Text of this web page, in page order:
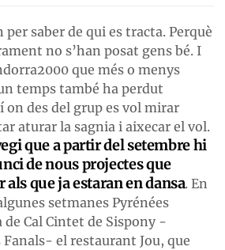
saber de qui es tracta. Perquè
no s’han posat gens bé. I
que més o menys
temps també ha perdut
on des del grup es vol mirar
aturar la sagnia i aixecar el vol.
que a partir del setembre hi
de nous projectes que
als que ja estaran en dansa. En
setmanes Pyrénées
de Cal Cintet de Sispony -
el restaurant Jou, que